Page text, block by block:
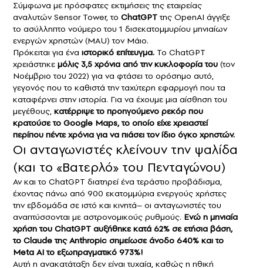
Σύμφωνα με πρόσφατες εκτιμήσεις της εταιρείας
αναλυτών Sensor Tower, το ChatGPTτης OpenAI άγγιξε
το ασύλληπτο νούμερο του 1 δισεκατομμυρίου μηνιαίων
ενεργών χρηστών (MAU) τον Μάιο.
Πρόκειται για ένα ιστορικό επίτευγμα. Το ChatGPT
χρειάστηκε μόλις 3,5 χρόνια από την κυκλοφορία του (τον
Νοέμβριο του 2022) για να φτάσει το ορόσημο αυτό,
γεγονός που το καθιστά την ταχύτερη εφαρμογή που τα
καταφέρνει στην ιστορία. Για να έχουμε μια αίσθηση του
μεγέθους, κατέρριψε το προηγούμενο ρεκόρ που
κρατούσε το Google Maps, το οποίο είχε χρειαστεί
περίπου πέντε χρόνια για να πιάσει τον ίδιο όγκο χρηστών.
Οι ανταγωνιστές κλείνουν την ψαλίδα
(και το «Βατερλό» του Πενταγώνου)
Αν και το ChatGPT διατηρεί ένα τεράστιο προβάδισμα,
έχοντας πάνω από 900 εκατομμύρια ενεργούς χρήστες
την εβδομάδα σε ιστό και κινητά– οι ανταγωνιστές του
αναπτύσσονται με αστρονομικούς ρυθμούς. Ενώ η μηνιαία
χρήση του ChatGPT αυξήθηκε κατά 62% σε ετήσια βάση,
το Claude της Anthropic σημείωσε άνοδο 640% και το
Meta AI το εξωπραγματικό 973%!
Αυτή η ανακατάταξη δεν είναι τυχαία, καθώς η ηθική